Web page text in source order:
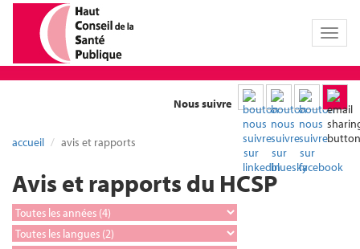
Toggle
Nous suivre
accueil avis et rapports
Avis et rapports du HCSP